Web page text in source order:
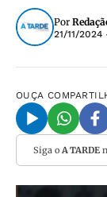
Por
21/11/
OUÇA
Siga o A TARDE